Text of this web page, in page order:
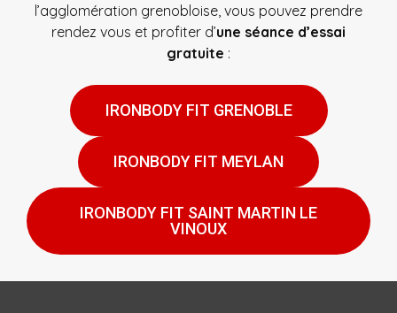
l’agglomération grenobloise, vous pouvez prendre
rendez vous et profiter d’une séance d’essai
gratuite :
IRONBODY FIT GRENOBLE
IRONBODY FIT MEYLAN
IRONBODY FIT SAINT MARTIN LE
VINOUX